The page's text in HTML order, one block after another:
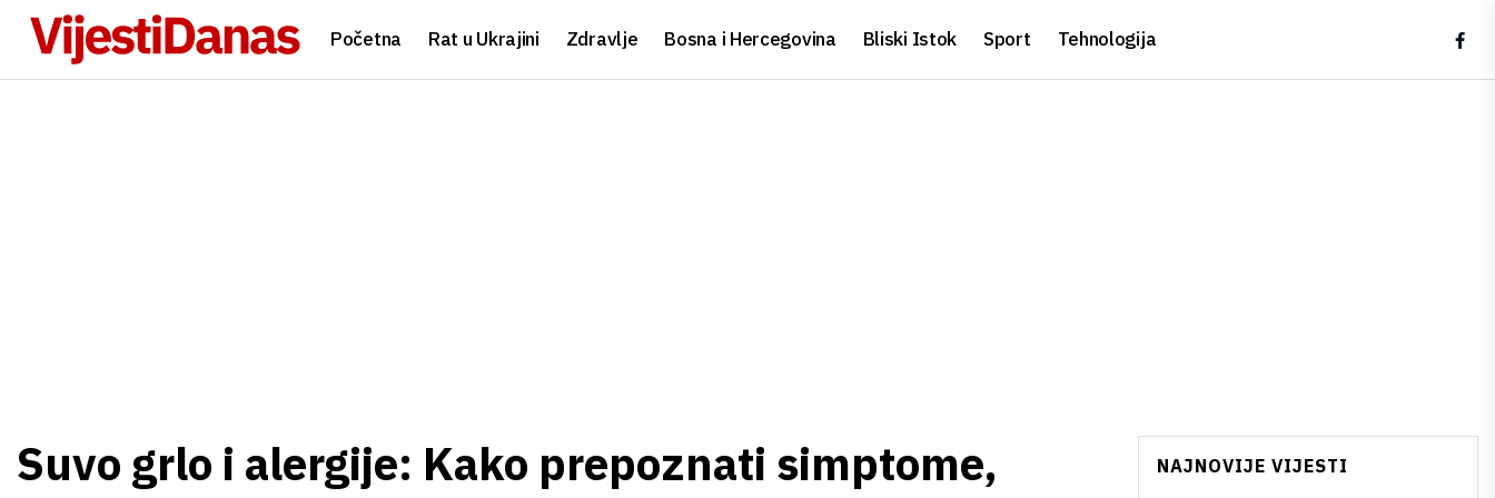
Početna Rat u Ukrajini Zdravlje Bosna i Hercegovina Bliski Istok Sport Tehnologija
Suvo grlo i alergije: Kako prepoznati simptome,
NAJNOVIJE VIJESTI